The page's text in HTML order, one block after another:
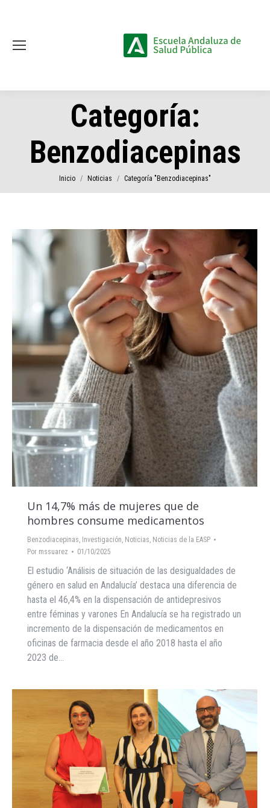
Categoría:
Benzodiacepinas
Estás aquí:
Inicio Noticias Categoría "Benzodiacepinas"
Un 14,7% más de mujeres que de
hombres consume medicamentos
Benzodiacepinas, Investigación, Noticias, Noticias de la EASP
Por mssuarez 01/10/2025
El estudio ‘Análisis de situación de las desigualdades de
género en salud en Andalucía’ destaca una diferencia de
hasta el 46,4% en la dispensación de antidepresivos
entre féminas y varones En Andalucía se ha registrado un
incremento de la dispensación de medicamentos en
oficinas de farmacia desde el año 2018 hasta el año
2023 de…